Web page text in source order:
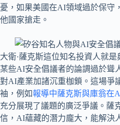
憂，如果美國在AI領域過於保守
他國家搶走。
大衛·薩克斯這位知名投資人就
某些AI安全倡議者的論調過於聳
對AI產業加諸沉重枷鎖。這場爭
袖，例如報導中薩克斯與庫翁在
充分展現了議題的廣泛爭議。薩
信，AI蘊藏的潛力龐大，能解決